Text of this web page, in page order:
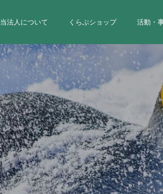
当法人について くらぶショップ 活動・